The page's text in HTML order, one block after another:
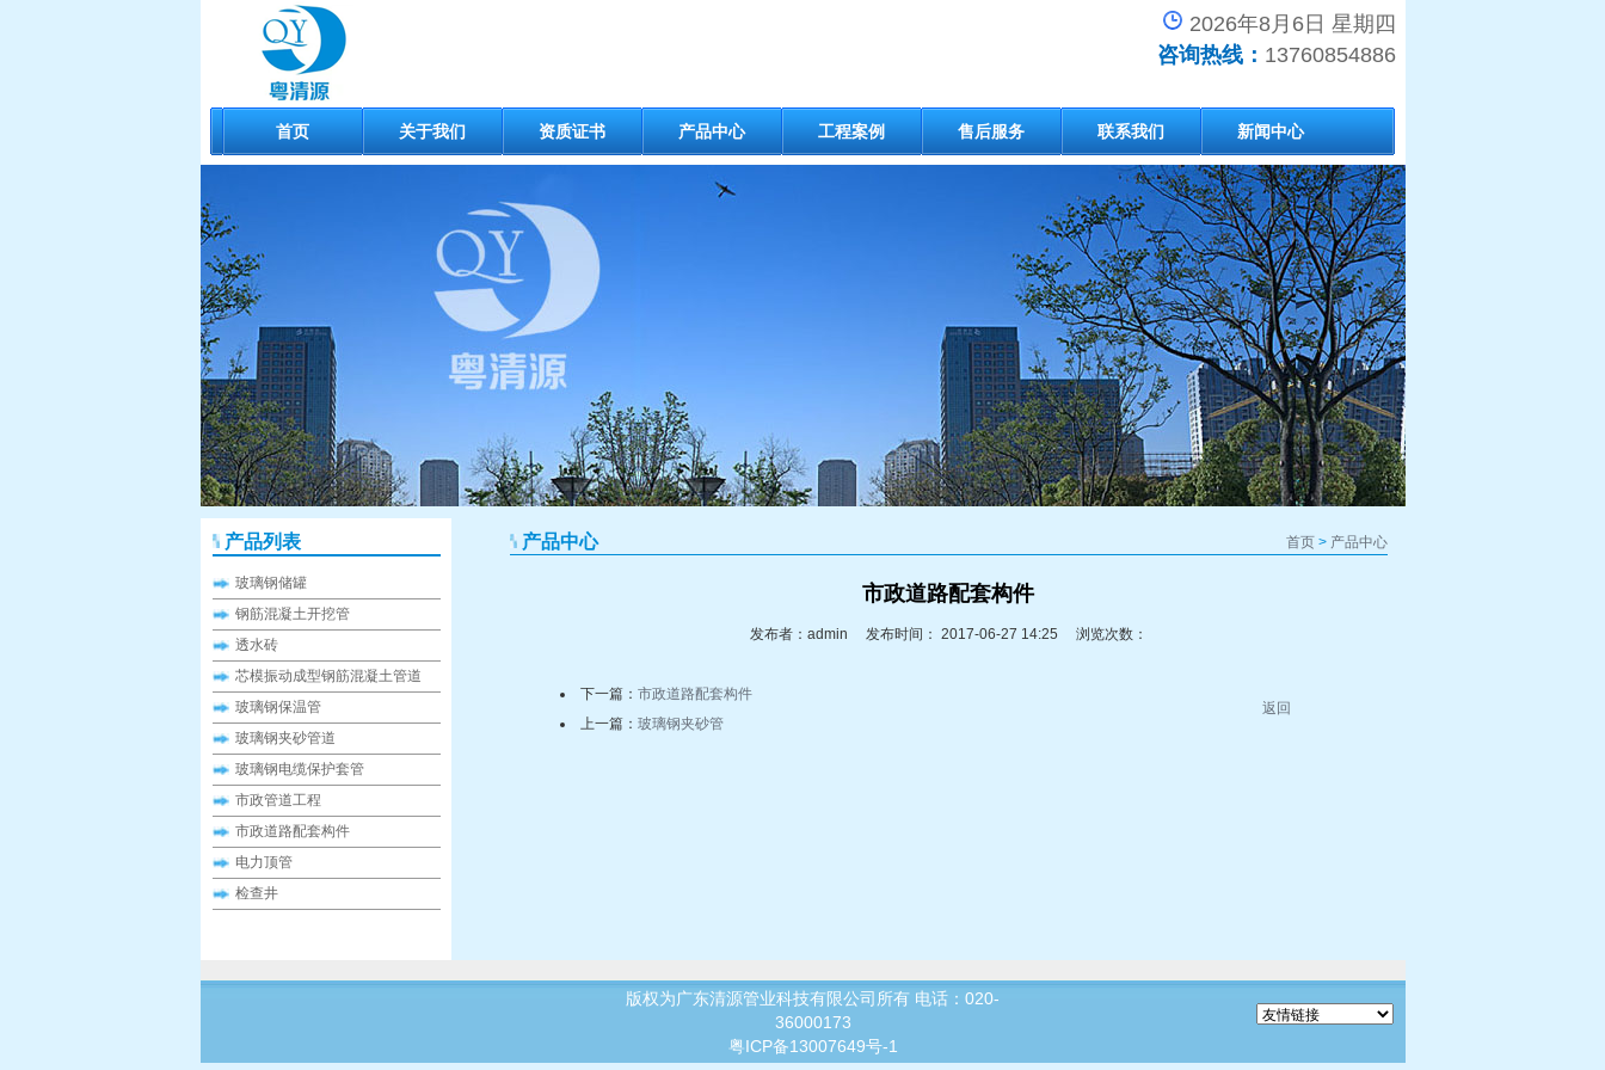
2026年8月6日 星期四
咨询热线： 13760854886
首页 关于我们 资质证书 产品中心 工程案例 售后服务 联系我们 新闻中心
产品列表
玻璃钢储罐
钢筋混凝土开挖管
透水砖
芯模振动成型钢筋混凝土管道
玻璃钢保温管
玻璃钢夹砂管道
玻璃钢电缆保护套管
市政管道工程
市政道路配套构件
电力顶管
检查井
产品中心 首页> 产品中心
市政道路配套构件
发布者：admin 发布时间： 2017-06-27 14:25 浏览次数：
下一篇： 市政道路配套构件
上一篇： 玻璃钢夹砂管
返回
版权为广东清源管业科技有限公司所有 电话：020-
36000173
粤ICP备13007649号-1